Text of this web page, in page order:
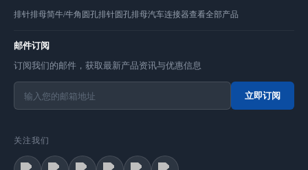
排针排母简牛/牛角圆孔排针圆孔排母汽车连接器查看全部产品
邮件订阅
订阅我们的邮件，获取最新产品资讯与优惠信息
立即订阅
关注我们